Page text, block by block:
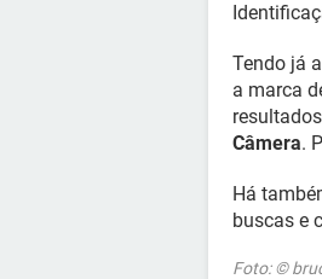
Tendo já
a marca
Câmera.
Há
buscas e
Foto: ©